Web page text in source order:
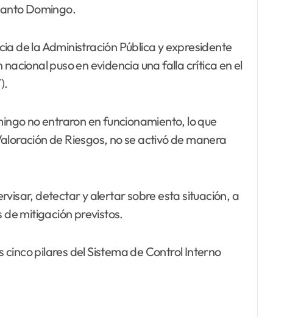
Domingo.
de la Administración Pública y expresidente
puso en evidencia una falla crítica en el
no entraron en funcionamiento, lo que
de Riesgos, no se activó de manera
detectar y alertar sobre esta situación, a
de mitigación previstos.
pilares del Sistema de Control Interno